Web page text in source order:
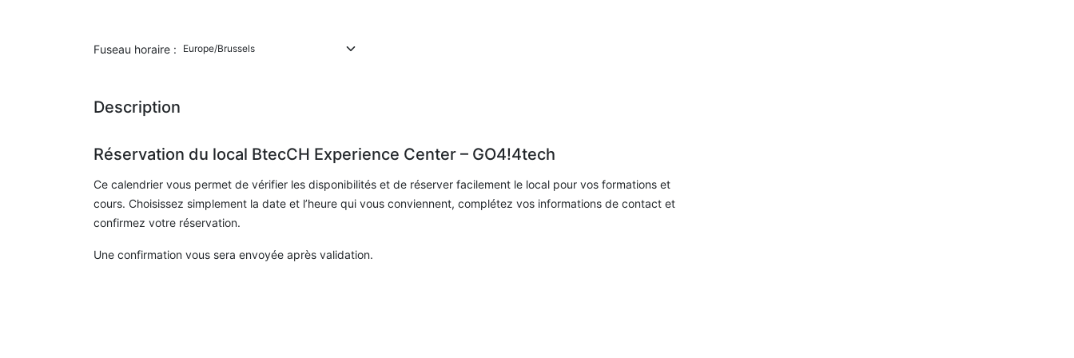
Fuseau horaire :
Description
Réservation du local BtecCH Experience Center – GO4!4tech
Ce calendrier vous permet de vérifier les disponibilités et de réserver facilement le local pour vos formations et
cours. Choisissez simplement la date et l’heure qui vous conviennent, complétez vos informations de contact et
confirmez votre réservation.
Une confirmation vous sera envoyée après validation.